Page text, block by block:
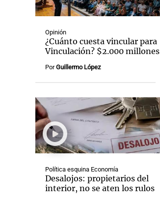
Opinión
¿Cuánto cuesta vincular para
Vinculación? $2.000 millones
PorGuillermo López
Política esquina Economía
Desalojos: propietarios del
interior, no se aten los rulos